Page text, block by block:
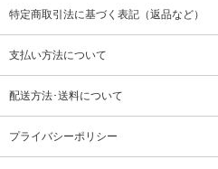
特定商取引法に基づく表記（返品など）
支払い方法について
配送方法･送料について
プライバシーポリシー